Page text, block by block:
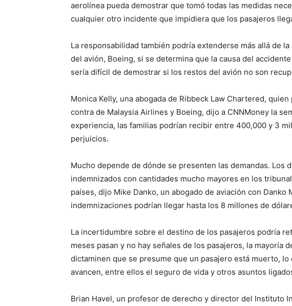
aerolínea pueda demostrar que tomó todas las medidas
cualquier otro incidente que impidiera que los pasajeros
La responsabilidad también podría extenderse más allá de
del avión, Boeing, si se determina que la causa del
sería difícil de demostrar si los restos del avión no son
Monica Kelly, una abogada de Ribbeck Law Chartered,
contra de Malaysia Airlines y Boeing, dijo a CNNMoney la
experiencia, las familias podrían recibir entre 400,000 y 3
perjuicios.
Mucho depende de dónde se presenten las demandas. Los
indemnizados con cantidades mucho mayores en los
países, dijo Mike Danko, un abogado de aviación con Danko
indemnizaciones podrían llegar hasta los 8 millones de
La incertidumbre sobre el destino de los pasajeros podría
meses pasan y no hay señales de los pasajeros, la mayoría
dictaminen que se presume que un pasajero está muerto,
avancen, entre ellos el seguro de vida y otros asuntos
Brian Havel, un profesor de derecho y director del Instituto